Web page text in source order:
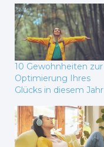
10 Gewohnheiten zur
Optimierung Ihres
Glücks in diesem Jahr